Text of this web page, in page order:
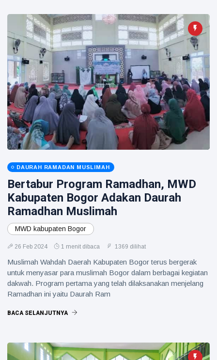
DAURAH RAMADAN MUSLIMAH
Bertabur Program Ramadhan, MWD
Kabupaten Bogor Adakan Daurah
Ramadhan Muslimah
MWD kabupaten Bogor
26 Feb 2024 1 menit dibaca 1369 dilihat
Muslimah Wahdah Daerah Kabupaten Bogor terus bergerak
untuk menyasar para muslimah Bogor dalam berbagai kegiatan
dakwah. Program pertama yang telah dilaksanakan menjelang
Ramadhan ini yaitu Daurah Ram
BACA SELANJUTNYA